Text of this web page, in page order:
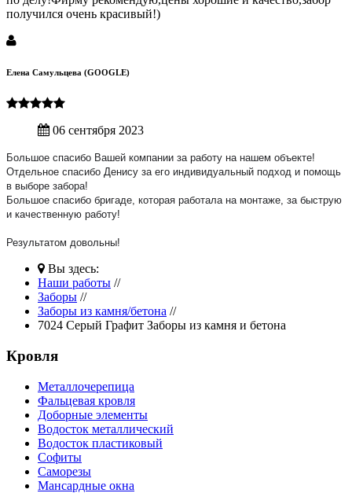
получился очень красивый!)
Елена Самульцева (GOOGLE)
06 сентября 2023
Большое спасибо Вашей компании за работу на нашем объекте!
Отдельное спасибо Денису за его индивидуальный подход и помощь
в выборе забора!
Большое спасибо бригаде, которая работала на монтаже, за быструю
и качественную работу!
Результатом довольны!
Вы здесь:
Наши работы //
Заборы //
Заборы из камня/бетона //
7024 Серый Графит Заборы из камня и бетона
Кровля
Металлочерепица
Фальцевая кровля
Доборные элементы
Водосток металлический
Водосток пластиковый
Софиты
Саморезы
Мансардные окна